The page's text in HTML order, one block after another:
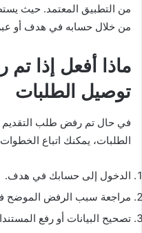
من التطبيق المعتمد. حيث
من خلال حسابه في هدف أو
ماذا أفعل إذا
توصيل الطلبات
في حال تم رفض طلب التقديم
الطلبات، يمكنك اتباع الخطوات
الدخول إلى حسابك في هدف.
مراجعة سبب الرفض الموضح
تصحيح البيانات أو رفع